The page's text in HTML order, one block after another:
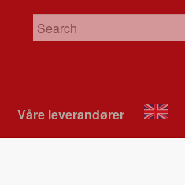
Våre leverandør­er
About
VIX